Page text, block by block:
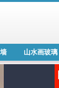
山水画玻璃